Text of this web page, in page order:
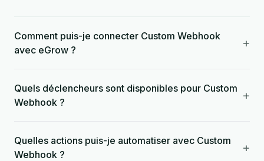
Comment puis-je connecter Custom Webhook
avec eGrow ?
+
Quels déclencheurs sont disponibles pour Custom
Webhook ?
+
Quelles actions puis-je automatiser avec Custom
Webhook ?
+